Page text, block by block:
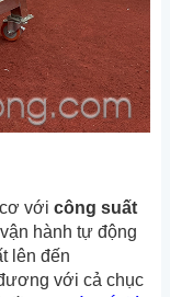
với công suất
hành tự động
lên đến
với cả chục